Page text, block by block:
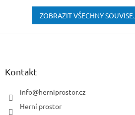
ZOBRAZIT VŠECHNY
Z
Kontakt
info@herniprostor.cz
Herní prostor